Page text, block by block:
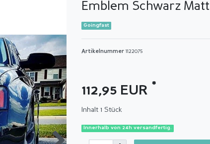
Emblem Schwarz Matt
Goingfast
Artikelnummer 1122075
112,95 EUR *
Inhalt 1 Stück
Innerhalb von 24h versandfertig.